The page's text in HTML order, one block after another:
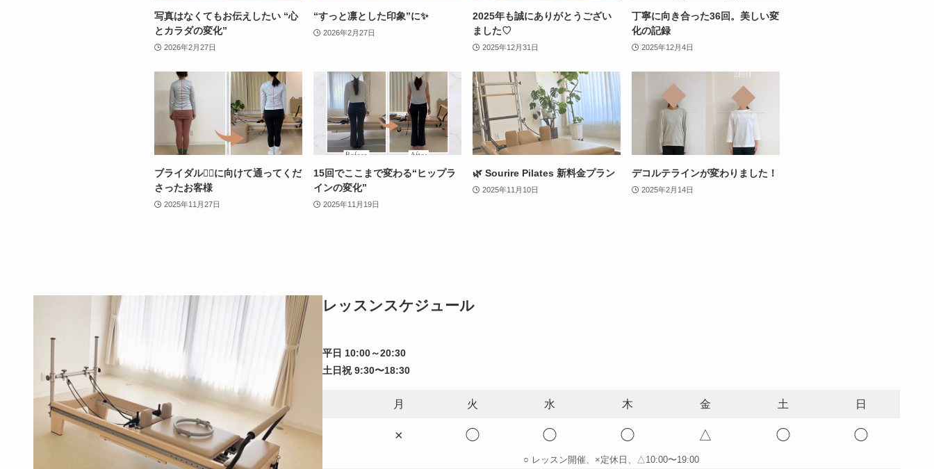
写真はなくてもお伝えしたい “心
とカラダの変化”
2026年2月27日
“すっと凛とした印象”に✨
2026年2月27日
2025年も誠にありがとうござい
ました♡
2025年12月31日
丁寧に向き合った36回。美しい変
化の記録
2025年12月4日
ブライダル👰‍♀️に向けて通ってくだ
さったお客様
2025年11月27日
15回でここまで変わる“ヒップラ
インの変化”
2025年11月19日
🌿 Sourire Pilates 新料金プラン
2025年11月10日
デコルテラインが変わりました！
2025年2月14日
レッスンスケジュール
平日 10:00～20:30
土日祝 9:30〜18:30
月 火 水 木 金 土 日
× ◯ ◯ ◯ △ ◯ ◯
○ レッスン開催、×定休日、△10:00〜19:00